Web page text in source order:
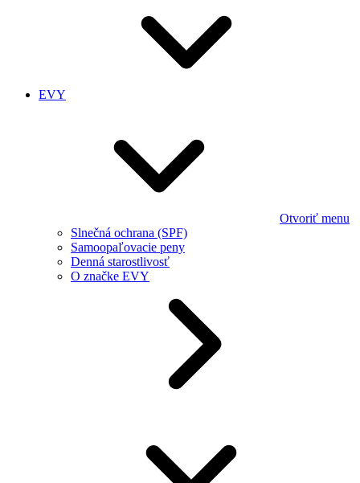
EVY
Otvoriť menu
Slnečná ochrana (SPF)
Samoopaľovacie peny
Denná starostlivosť
O značke EVY